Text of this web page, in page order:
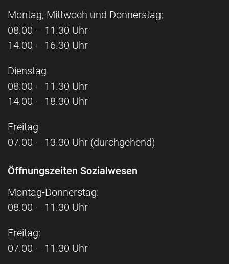
Montag, Mittwoch und Donnerstag:
08.00 – 11.30 Uhr
14.00 – 16.30 Uhr
Dienstag
08.00 – 11.30 Uhr
14.00 – 18.30 Uhr
Freitag
07.00 – 13.30 Uhr (durchgehend)
Öffnungszeiten Sozialwesen
Montag-Donnerstag:
08.00 – 11.30 Uhr
Freitag:
07.00 – 11.30 Uhr